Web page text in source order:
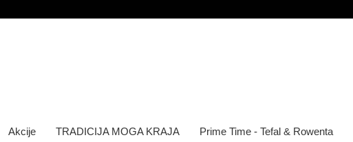
Akcije TRADICIJA MOGA KRAJA Prime Time - Tefal & Rowenta